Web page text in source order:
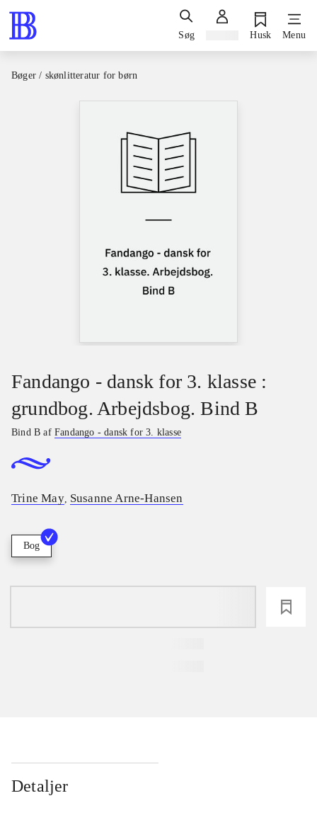
Søg Husk Menu
Bøger / skønlitteratur for børn
Fandango - dansk for 3. klasse :
grundbog. Arbejdsbog. Bind B
Bind B afFandango - dansk for 3. klasse
Trine May, Susanne Arne-Hansen
Bog
Detaljer